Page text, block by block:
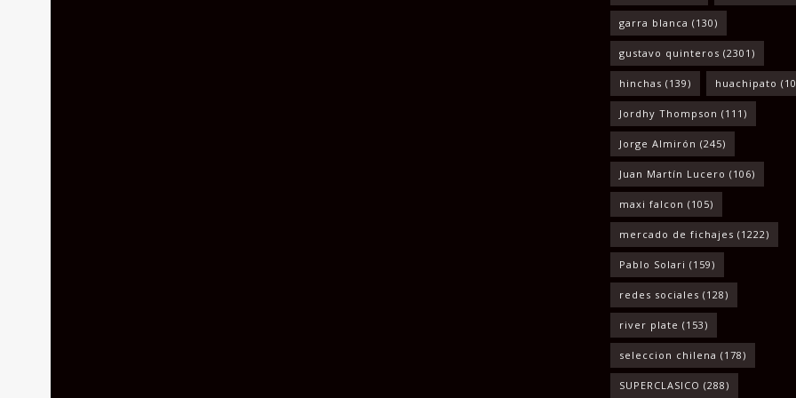
garra blanca (130)
gustavo quinteros (2301)
hinchas (139) huachipato
Jordhy Thompson (111)
Jorge Almirón (245)
Juan Martín Lucero (106)
maxi falcon (105)
mercado de fichajes (1222)
Pablo Solari (159)
redes sociales (128)
river plate (153)
seleccion chilena (178)
SUPERCLASICO (288)